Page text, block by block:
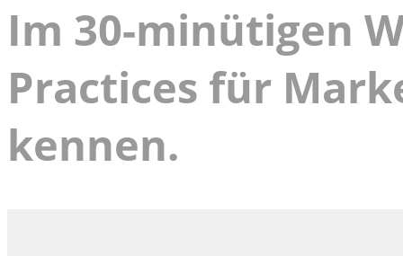
Im 30-minütigen
Practices für
kennen.